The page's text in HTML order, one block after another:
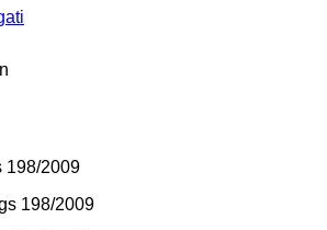
198/2009
198/2009